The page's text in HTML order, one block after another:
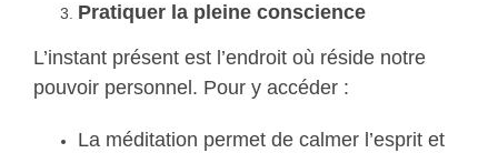
Pratiquer la pleine conscience
L’instant présent est l’endroit où réside notre
pouvoir personnel. Pour y accéder :
La méditation permet de calmer l’esprit et